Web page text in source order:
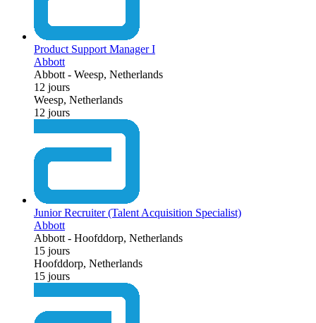
Product Support Manager I
Abbott
Abbott - Weesp, Netherlands
12 jours
Weesp, Netherlands
12 jours
Junior Recruiter (Talent Acquisition Specialist)
Abbott
Abbott - Hoofddorp, Netherlands
15 jours
Hoofddorp, Netherlands
15 jours